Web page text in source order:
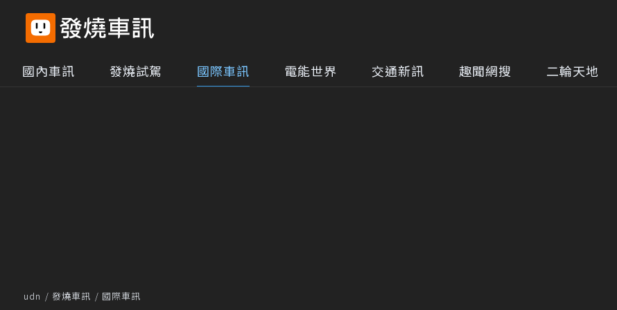
國內車訊 發燒試駕 國際車訊 電能世界 交通新訊 趣聞網搜 二輪天地
udn 發燒車訊 國際車訊